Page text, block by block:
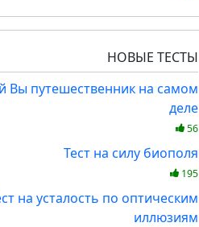
НОВЫЕ ТЕСТЫ
Вы путешественник на самом
деле
56
Тест на силу биополя
195
на усталость по оптическим
иллюзиям